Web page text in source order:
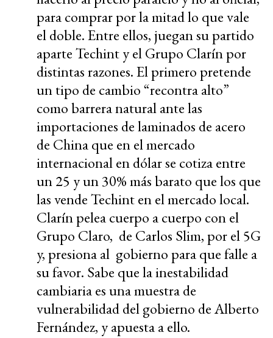
para comprar por la mitad lo que vale
el doble. Entre ellos, juegan su partido
aparte Techint y el Grupo Clarín por
distintas razones. El primero pretende
un tipo de cambio “recontra alto”
como barrera natural ante las
importaciones de laminados de acero
de China que en el mercado
internacional en dólar se cotiza entre
un 25 y un 30% más barato que los que
las vende Techint en el mercado local.
Clarín pelea cuerpo a cuerpo con el
Grupo Claro, de Carlos Slim, por el 5G
y, presiona al gobierno para que falle a
su favor. Sabe que la inestabilidad
cambiaria es una muestra de
vulnerabilidad del gobierno de Alberto
Fernández, y apuesta a ello.